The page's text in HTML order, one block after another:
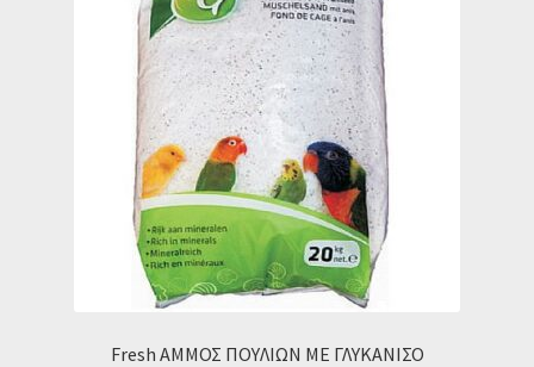
Ο λογαριασμός μου
Fresh ΑΜΜΟΣ ΠΟΥΛΙΩΝ ΜΕ ΓΛΥΚΑΝΙΣΟ